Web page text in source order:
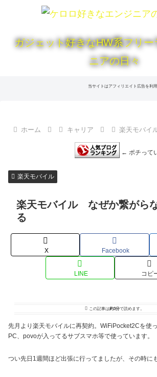
ガジェット好きなHW系フリ
ニアの日々
当サイトはアフィリエイト広告を利
ホーム キャリア 楽天モバイ
← ポチって
楽天モバイル
楽天モバイル なぜか繋がら
る
X Facebook
LINE コピ
この記事は約3分で読めます。
先月より楽天モバイルに再契約。WiFiPocket2Cを使
PC、povoが入ってるサブスマホ等で使っています。
つい先日1週間ほど出張に行ってましたが、その時に